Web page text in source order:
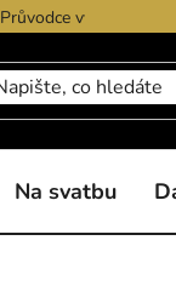
Průvodce výběrem
Na svatbu